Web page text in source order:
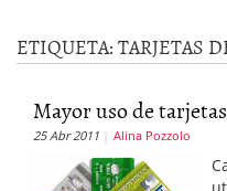
ETIQUETA:TARJETAS
Mayor uso de
25 Abr 2011 Alina Pozzolo